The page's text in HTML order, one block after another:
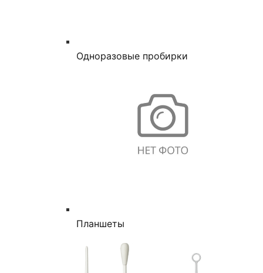
Одноразовые пробирки
Планшеты